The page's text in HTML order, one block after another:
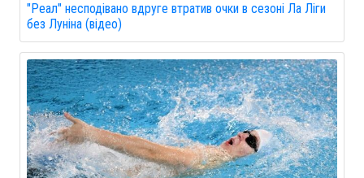
"Реал" несподівано вдруге втратив очки в сезоні Ла Ліги
без Луніна (відео)